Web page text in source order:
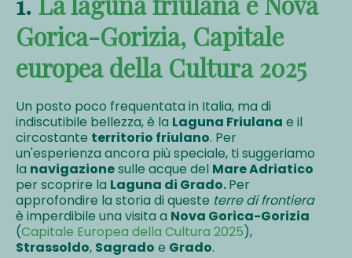
Gorica-Gorizia, Capitale
europea della Cultura 2025
Un posto poco frequentata in Italia, ma di
indiscutibile bellezza, è la Laguna Friulana e il
circostante territorio friulano. Per
un'esperienza ancora più speciale, ti suggeriamo
la navigazionesulle acque del Mare Adriatico
per scoprire la Laguna di Grado.Per
approfondire la storia di queste terre di frontiera
è imperdibile una visita a Nova Gorica-Gorizia
(Capitale Europea della Cultura 2025),
Strassoldo, Sagrado e Grado.